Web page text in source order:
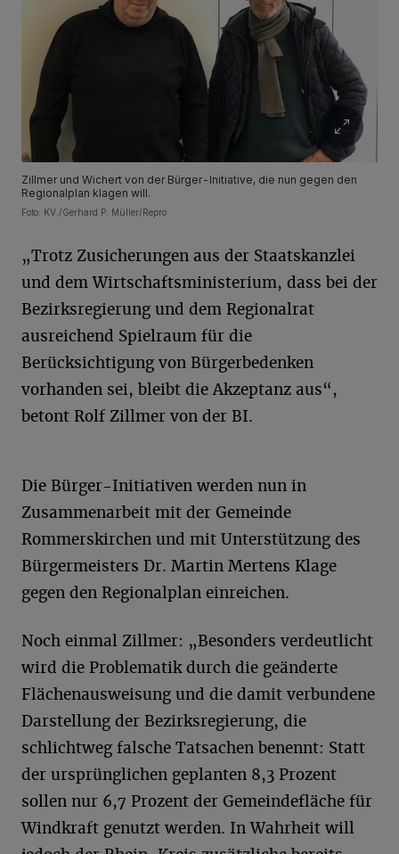
Zillmer und Wichert von der Bürger-Initiative, die nun gegen den
Regionalplan klagen will.
Foto: KV./Gerhard P. Müller/Repro
„Trotz Zusicherungen aus der Staatskanzlei
und dem Wirtschaftsministerium, dass bei der
Bezirksregierung und dem Regionalrat
ausreichend Spielraum für die
Berücksichtigung von Bürgerbedenken
vorhanden sei, bleibt die Akzeptanz aus“,
betont Rolf Zillmer von der BI.
Die Bürger-Initiativen werden nun in
Zusammenarbeit mit der Gemeinde
Rommerskirchen und mit Unterstützung des
Bürgermeisters Dr. Martin Mertens Klage
gegen den Regionalplan einreichen.
Noch einmal Zillmer: „Besonders verdeutlicht
wird die Problematik durch die geänderte
Flächenausweisung und die damit verbundene
Darstellung der Bezirksregierung, die
schlichtweg falsche Tatsachen benennt: Statt
der ursprünglichen geplanten 8,3 Prozent
sollen nur 6,7 Prozent der Gemeindefläche für
Windkraft genutzt werden. In Wahrheit will